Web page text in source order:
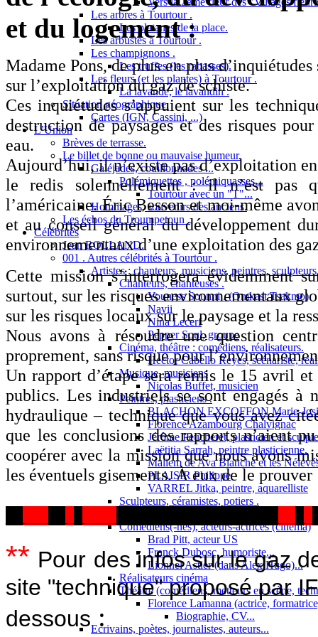
Les arbres à Tourtour .
Les platanes de la place.
Les arbustes à Tourtour .
Les champignons .
Les truffes (les rabasses).
Les fleurs (et les plantes) à Tourtour .
La lavande, le lavandin .
Situation géographique.
Cartes (IGN, Cassini, ...)
L’Union
Brèves de terrasse.
Le billet de bonne ou mauvaise humeur.
Galéjades, couillonnades ...
Polémiquettes , polémiquasses...
Tourtour avec un "T"...
Hommages, souvenirs des anciens.
Les échos du Troumpetoun .
Célébrités
Jean ROLLAND.
001 . Autres célébrités à Tourtour .
Artistes : chanteurs, musiciens, peintres,
Chanteurs, chanteuses .
Youness Sounni . (Omkast Tsakmo)
Navii
Nina Lecerf
Pepper Soul, groupe
Cinéma, théâtre : comédiens, réalisateurs.
Hector Cabello Reyes, scénariste,
Musique, musiciens
Nicolas Buffet, musicien
Peintres, plasticiens .
BLACHON EXCOFFON Marie-
Florence Azambourg Chalvignac
Jérôme Peucheret, plasticien et
Laëtitia Sarrah, peintre plasticienne.
Maliem de Ava Blanche et les
PLAISIR Philippe
VARREL Jitka, peintre, aquarelliste
Sculpteurs, céramistes, potiers .
Comédiens(-nes), acteurs-actrices (cinéma)
Brad Pitt, acteur US
Franck Dubosc, humoriste...
Lionnel Astier (dans Alex Hugo)...
Réalisateurs cinéma
Théâtre (comédiens, metteurs en scène,
Florence Lamanna (actrice,
Biographie, CV...
Ecrivains, poètes, journalistes, auteurs...
et du logement :
Madame Pons, de plus en plus
sur l’exploitation du gaz de schiste.
Ces inquiétudes s’appuient sur les
destruction de paysages et des risques
eau.
Aujourd’hui, il n’existe pas d’exploitation
le redis solennellement : il n’est pas
l’américaine. Éric Besson et moi-même
et au conseil général du développement
environnementaux d’une exploitation des
Cette mission s’interrogera évidemment
surtout, sur les risques environnementaux
sur les risques locaux sur le paysage et la
Nous avons à résoudre une question
proprement, sans risque pour
Un rapport d’étape sera remis le 15 avril
publics. Les industriels se sont engagés à
hydraulique – technique que vous avez
que les conclusions des rapports n’aient
coopérer avec la mission que nous avons
les éventuels gisements. À eux de le prouver
** Pour des infos sur le gaz
site "technique" proposé par
dessous: